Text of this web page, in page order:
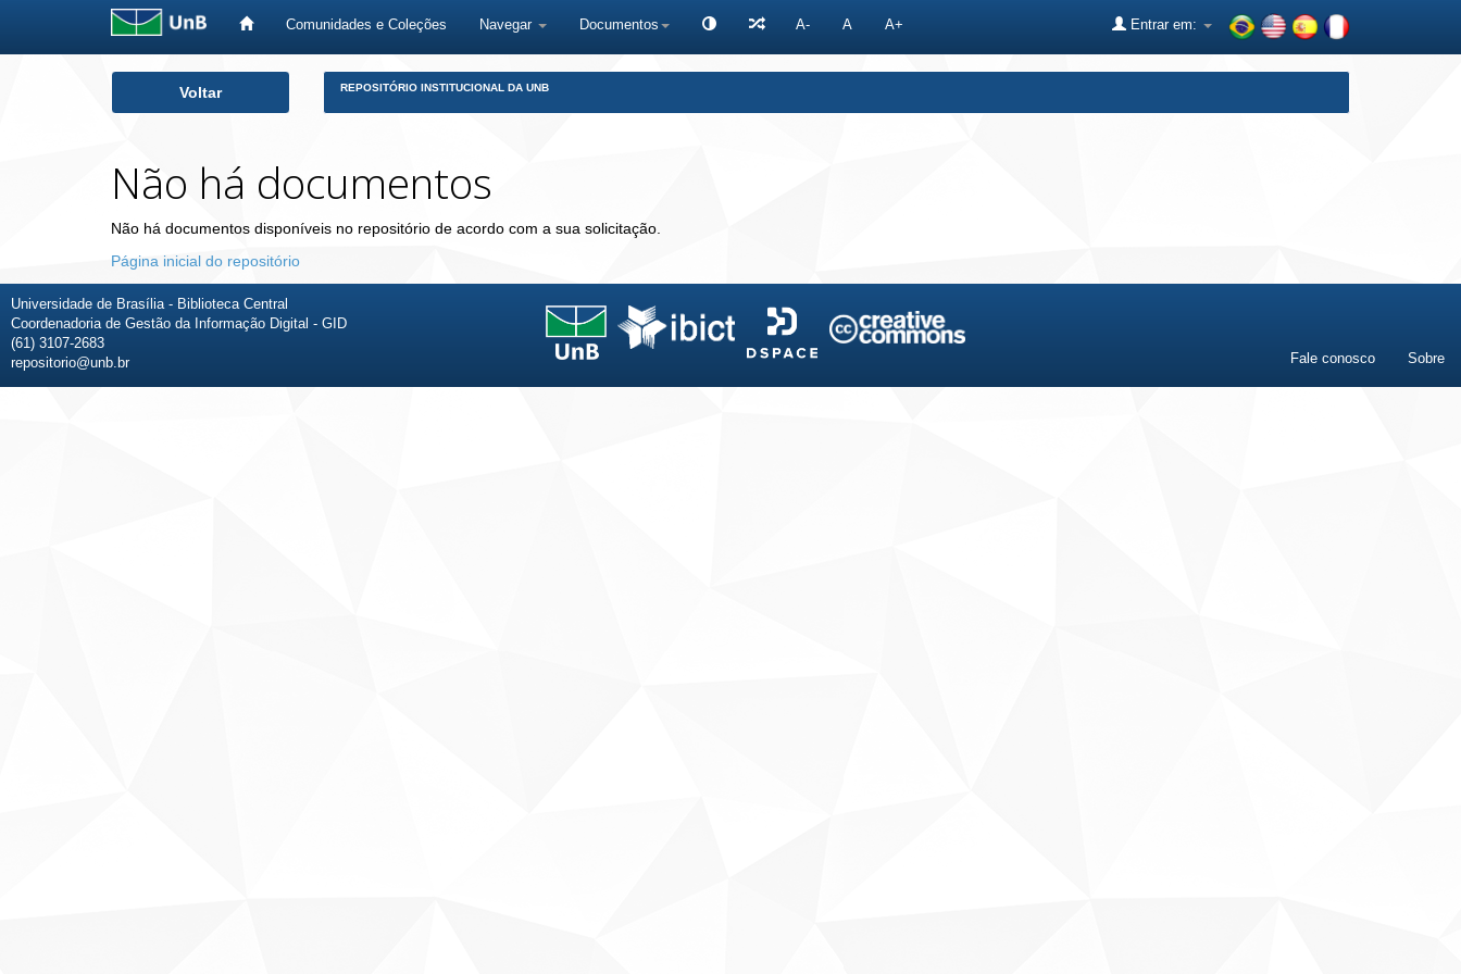
Comunidades e Coleções Navegar Documentos A- A A+ Entrar em:
Voltar REPOSITÓRIO INSTITUCIONAL DA UNB
Não há documentos
Não há documentos disponíveis no repositório de acordo com a sua solicitação.
Página inicial do repositório
Universidade de Brasília - Biblioteca Central
Coordenadoria de Gestão da Informação Digital - GID
(61) 3107-2683
repositorio@unb.br
Fale conosco Sobre